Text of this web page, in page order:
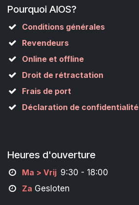
Pourquoi AIOS?
Conditions générales
Revendeurs
Online et offline
Droit de rétractation
Frais de port
Déclaration de confidentialité
Heures d'ouverture
Ma > Vrij 9:30 - 18:00
Za Gesloten